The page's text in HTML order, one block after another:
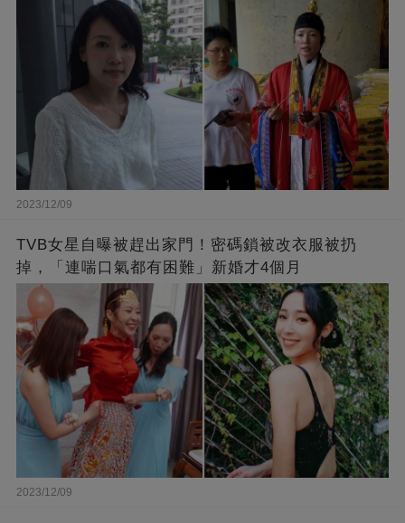
2023/12/09
TVB女星自曝被趕出家門！密碼鎖被改衣服被扔
掉，「連喘口氣都有困難」新婚才4個月
2023/12/09